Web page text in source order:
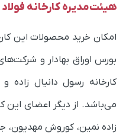
هیئت‌مدیره کارخانه فولاد
امکان خرید محصولات این
بورس اوراق بهادار و
کارخانه رسول دانیال زاده
می‌باشد. از دیگر اعضای این
زاده نمین، کوروش مهدیون،